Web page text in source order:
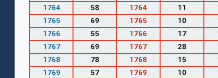
1764
58 1764 11
1765
69 1765 10
1766
55 1766 17
1767
69 1767 28
1768
78 1768 15
1769
57 1769 10